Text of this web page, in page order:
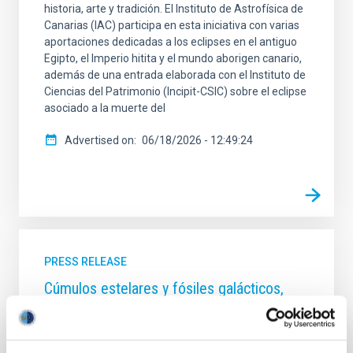
historia, arte y tradición. El Instituto de Astrofísica de
Canarias (IAC) participa en esta iniciativa con varias
aportaciones dedicadas a los eclipses en el antiguo
Egipto, el Imperio hitita y el mundo aborigen canario,
además de una entrada elaborada con el Instituto de
Ciencias del Patrimonio (Incipit-CSIC) sobre el eclipse
asociado a la muerte del
Advertised on 06/18/2026 - 12:49:24
PRESS RELEASE
Cúmulos estelares y fósiles galácticos,
protagonistas de una nueva sesión de ‘Del